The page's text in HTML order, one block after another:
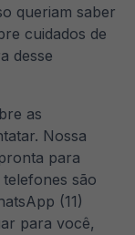
queriam saber
cuidados de
desse
as
Nossa
para
são
(11)
para você,